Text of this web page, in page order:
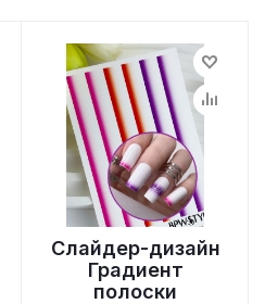
Слайдер-дизайн
Градиент
полоски